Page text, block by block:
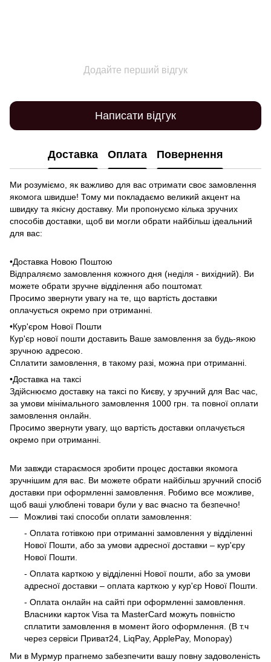
Додайте перший відгук
Написати відгук
Доставка Оплата Повернення
Ми розуміємо, як важливо для вас отримати своє замовлення
якомога швидше! Тому ми покладаємо великий акцент на
швидку та якісну доставку. Ми пропонуємо кілька зручних
способів доставки, щоб ви могли обрати найбільш ідеальний
для вас:
•Доставка Новою Поштою
Відпраляємо замовлення кожного дня (неділя - вихідний). Ви
можете обрати зручне відділення або поштомат.
Просимо звернути увагу на те, що вартість доставки
оплачується окремо при отриманні.
•Кур'єром Нової Пошти
Кур'єр нової пошти доставить Ваше замовлення за будь-якою
зручною адресою.
Сплатити замовлення, в такому разі, можна при отриманні.
•Доставка на таксі
Здійснюємо доставку на таксі по Києву, у зручний для Вас час,
за умови мінімального замовлення 1000 грн. та повної оплати
замовлення онлайн.
Просимо звернути увагу, що вартість доставки оплачується
окремо при отриманні.
Ми завжди стараємося зробити процес доставки якомога
зручнішим для вас. Ви можете обрати найбільш зручний спосіб
доставки при оформленні замовлення. Робимо все можливе,
щоб ваші улюблені товари були у вас вчасно та безпечно!
Можливі такі способи оплати замовлення:
- Оплата готівкою при отриманні замовлення у відділенні
Нової Пошти, або за умови адресної доставки – кур'єру
Нової Пошти.
- Оплата карткою у відділенні Нової пошти, або за умови
адресної доставки – оплата карткою у кур'єр Нової Пошти.
- Оплата онлайн на сайті при оформленні замовлення.
Власники карток Visa та MasterCard можуть повністю
сплатити замовлення в момент його оформлення. (В т.ч
через сервіси Приват24, LiqPay, ApplePay, Monopay)
Ми в Мурмур прагнемо забезпечити вашу повну задоволеність